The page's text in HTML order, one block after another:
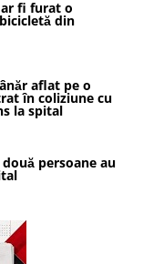
fi furat o
din
aflat pe o
în coliziune cu
la spital
persoane au